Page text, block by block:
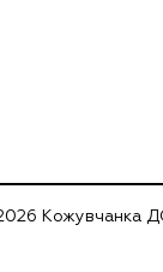
Кожувчанка